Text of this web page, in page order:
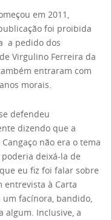
em 2011,
foi proibida
a pedido dos
Virgulino Ferreira da
entraram com
morais.
defendeu
dizendo que a
não era o tema
deixá-la de
eu fiz foi falar sobre
entrevista à Carta
um facínora, bandido,
algum. Inclusive, a